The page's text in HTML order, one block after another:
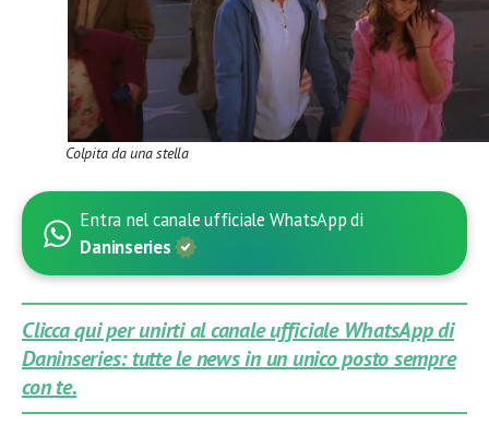
Colpita da una stella
Entra nel canale ufficiale WhatsApp di
Daninseries
Clicca qui per unirti al canale ufficiale WhatsApp di
Daninseries: tutte le news in un unico posto sempre
con te.